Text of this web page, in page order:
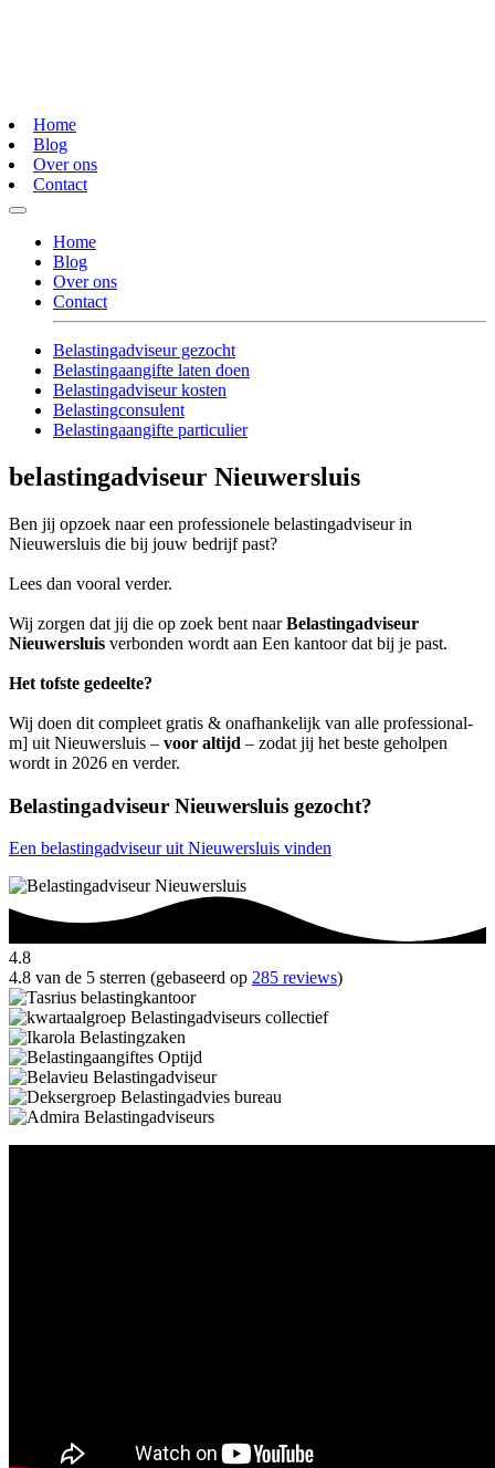
Home
Blog
Over ons
Contact
Home
Blog
Over ons
Contact
Belastingadviseur gezocht
Belastingaangifte laten doen
Belastingadviseur kosten
Belastingconsulent
Belastingaangifte particulier
belastingadviseur Nieuwersluis
Ben jij opzoek naar een professionele belastingadviseur in
Nieuwersluis die bij jouw bedrijf past?
Lees dan vooral verder.
Wij zorgen dat jij die op zoek bent naarBelastingadviseur
Nieuwersluis verbonden wordt aan Een kantoor dat bij je past.
Het tofste gedeelte?
Wij doen dit compleet gratis & onafhankelijk van alle professional-
m] uit Nieuwersluis – voor altijd – zodat jij het beste geholpen
wordt in 2026 en verder.
Belastingadviseur Nieuwersluis gezocht?
Een belastingadviseur uit Nieuwersluis vinden
4.8
4.8 van de 5 sterren (gebaseerd op 285 reviews)